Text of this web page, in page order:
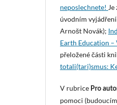
neposlechnete!
úvodním
Arnošt Novák);
Earth Education –
přeložené části
totali(tari)smus:
V rubrice Pro
pomoci